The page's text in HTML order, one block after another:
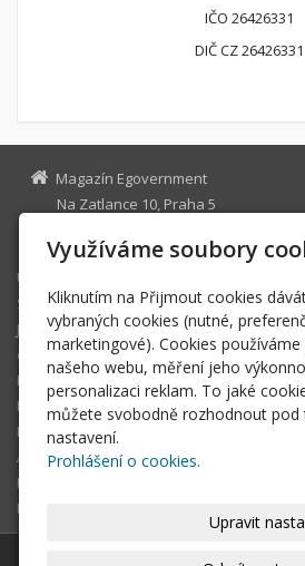
IČO 26426331
DIČ CZ 26426331
Magazín Egovernment
Na Zatlance 10, Praha 5
egovernment@egovernment.cz
Úvodní stránka
STUDIO
JIHLAVA
eOSOBNOST
ROK INFORMATIKY
MIKULOV
EGOVERNMENT THE BEST
ARCHIV MAGAZÍNU
DOTAZ
REGISTRACE ČTENÁŘE
Využíváme soubory
Kliknutím na Přijmout cookies
vybraných cookies (nutné,
marketingové). Cookies
našeho webu, měření jeho
personalizaci reklam. To jaké
můžete svobodně rozhodnout pod
nastavení.
Prohlášení o cookies.
Upravit